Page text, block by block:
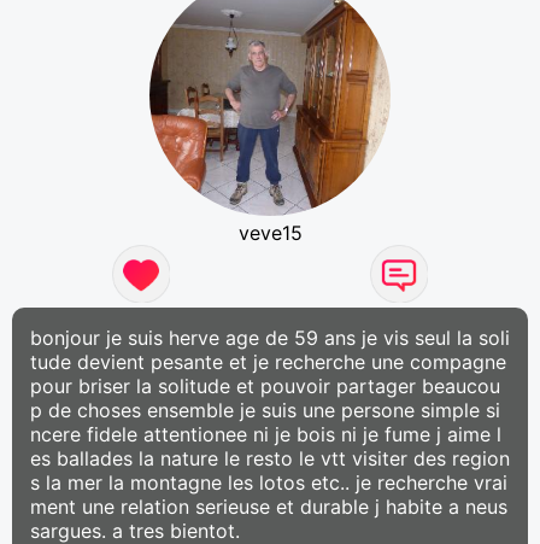
veve15
bonjour je suis herve age de 59 ans je vis seul la soli
tude devient pesante et je recherche une compagne
pour briser la solitude et pouvoir partager beaucou
p de choses ensemble je suis une persone simple si
ncere fidele attentionee ni je bois ni je fume j aime l
es ballades la nature le resto le vtt visiter des region
s la mer la montagne les lotos etc.. je recherche vrai
ment une relation serieuse et durable j habite a neus
sargues. a tres bientot.